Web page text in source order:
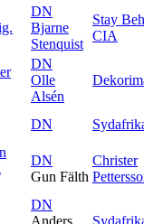
DN
Bjarne
Stenquist
Stay
CIA
DN
Olle
Alsén
DN
DN
Gun Fälth
Christer
DN
Anders